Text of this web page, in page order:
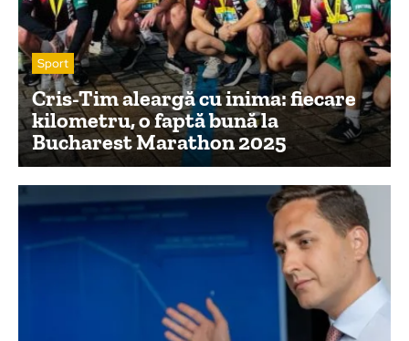
Sport
Cris-Tim aleargă cu inima: fiecare
kilometru, o faptă bună la
Bucharest Marathon 2025